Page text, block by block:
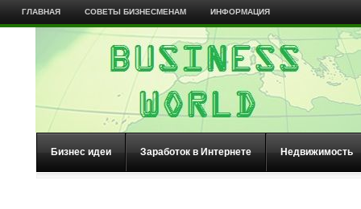
ГЛАВНАЯ СОВЕТЫ БИЗНЕСМЕНАМ ИНФОРМАЦИЯ
Бизнес идеи Заработок в Интернете Недвижимость